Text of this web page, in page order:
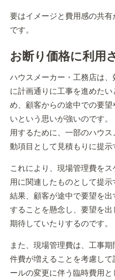
要はイメージと費用感の共
です。
お断り価格に利用
ハウスメーカー・工務店は
に計画通りに工事を進めた
め、顧客からの途中での要
いという思いが強いのです
用するために、一部のハウ
動項目として見積もりに提示
これにより、現場管理費を
用に関連したものとして提
結果、顧客が途中で要望を
することを懸念し、要望を
期待していたりするのです。
また、現場管理費は、工事
件費が増えることを考慮し
ールの変更に伴う臨時費用